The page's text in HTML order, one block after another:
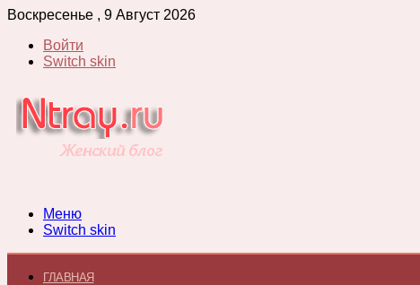
Воскресенье , 9 Август 2026
Войти
Switch skin
Меню
Switch skin
ГЛАВНАЯ